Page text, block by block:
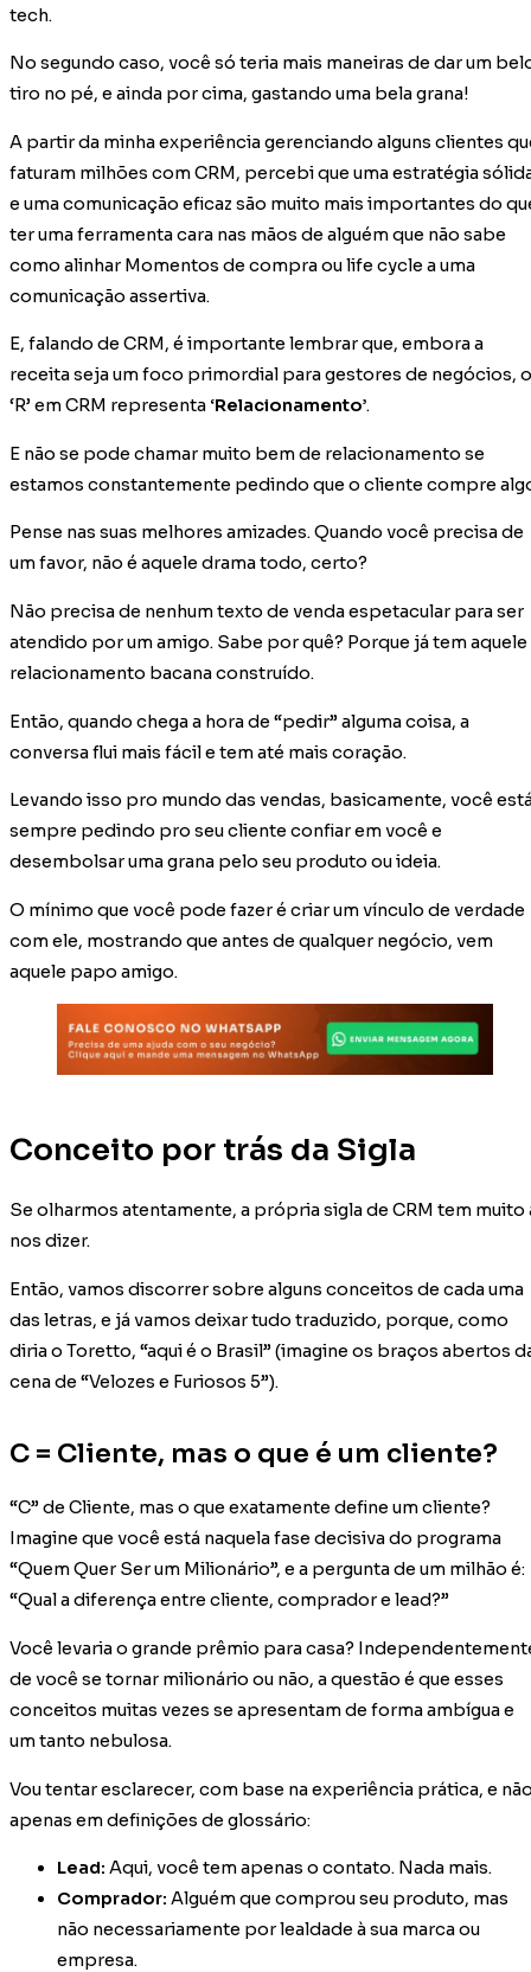
tech.
No segundo caso, você só teria mais maneiras de dar um
tiro no pé, e ainda por cima, gastando uma bela grana!
A partir da minha experiência gerenciando alguns clientes
faturam milhões com CRM, percebi que uma estratégia
e uma comunicação eficaz são muito mais importantes do
ter uma ferramenta cara nas mãos de alguém que não sabe
como alinhar Momentos de compra ou life cycle a uma
comunicação assertiva.
E, falando de CRM, é importante lembrar que, embora a
receita seja um foco primordial para gestores de negócios, o
‘R’ em CRM representa ‘Relacionamento’.
E não se pode chamar muito bem de relacionamento se
estamos constantemente pedindo que o cliente compre
Pense nas suas melhores amizades. Quando você precisa de
um favor, não é aquele drama todo, certo?
Não precisa de nenhum texto de venda espetacular para ser
atendido por um amigo. Sabe por quê? Porque já tem aquele
relacionamento bacana construído.
Então, quando chega a hora de “pedir” alguma coisa, a
conversa flui mais fácil e tem até mais coração.
Levando isso pro mundo das vendas, basicamente, você
sempre pedindo pro seu cliente confiar em você e
desembolsar uma grana pelo seu produto ou ideia.
O mínimo que você pode fazer é criar um vínculo de verdade
com ele, mostrando que antes de qualquer negócio, vem
aquele papo amigo.
Conceito por trás da Sigla
Se olharmos atentamente, a própria sigla de CRM tem muito
nos dizer.
Então, vamos discorrer sobre alguns conceitos de cada uma
das letras, e já vamos deixar tudo traduzido, porque, como
diria o Toretto, “aqui é o Brasil” (imagine os braços abertos
cena de “Velozes e Furiosos 5”).
C = Cliente, mas o que é um cliente?
“C” de Cliente, mas o que exatamente define um cliente?
Imagine que você está naquela fase decisiva do programa
“Quem Quer Ser um Milionário”, e a pergunta de um milhão é:
“Qual a diferença entre cliente, comprador e lead?”
Você levaria o grande prêmio para casa?
de você se tornar milionário ou não, a questão é que esses
conceitos muitas vezes se apresentam de forma ambígua e
um tanto nebulosa.
Vou tentar esclarecer, com base na experiência prática, e
apenas em definições de glossário:
Lead: Aqui, você tem apenas o contato. Nada mais.
Comprador: Alguém que comprou seu produto, mas
não necessariamente por lealdade à sua marca ou
empresa.